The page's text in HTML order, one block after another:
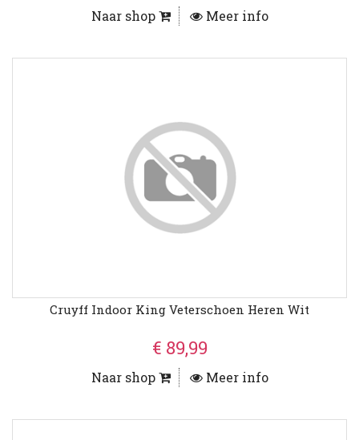
Naar shop Meer info
Cruyff Indoor King Veterschoen Heren Wit
€ 89,99
Naar shop Meer info